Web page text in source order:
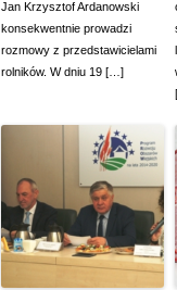
Jan Krzysztof Ardanowski
konsekwentnie prowadzi
rozmowy z przedstawicielami
rolników. W dniu 19 […]